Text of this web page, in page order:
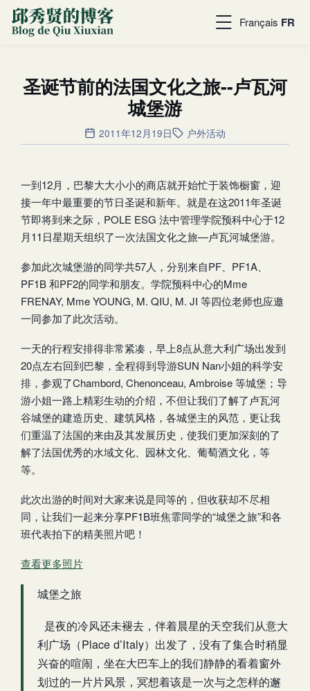
Français FR
圣诞节前的法国文化之旅--卢瓦河
城堡游
2011年12月19日 户外活动
一到12月，巴黎大大小小的商店就开始忙于装饰橱窗，迎
接一年中最重要的节日圣诞和新年。就是在这2011年圣诞
节即将到来之际，POLE ESG 法中管理学院预科中心于12
月11日星期天组织了一次法国文化之旅—卢瓦河城堡游。
参加此次城堡游的同学共57人，分别来自PF、PF1A、
PF1B 和PF2的同学和朋友。学院预科中心的Mme
FRENAY, Mme YOUNG, M. QIU, M. JI 等四位老师也应邀
一同参加了此次活动。
一天的行程安排得非常紧凑，早上8点从意大利广场出发到
20点左右回到巴黎，全程得到导游SUN Nan小姐的科学安
排，参观了Chambord, Chenonceau, Ambroise 等城堡；导
游小姐一路上精彩生动的介绍，不但让我们了解了卢瓦河
谷城堡的建造历史、建筑风格，各城堡主的风范，更让我
们重温了法国的来由及其发展历史，使我们更加深刻的了
解了法国优秀的水域文化、园林文化、葡萄酒文化，等
等。
此次出游的时间对大家来说是同等的，但收获却不尽相
同，让我们一起来分享PF1B班焦霏同学的“城堡之旅”和各
班代表拍下的精美照片吧！
查看更多照片
城堡之旅
是夜的冷风还未褪去，伴着晨星的天空我们从意大
利广场（Place d’Italy）出发了，没有了集合时稍显
兴奋的喧闹，坐在大巴车上的我们静静的看着窗外
划过的一片片风景，冥想着该是一次与之怎样的邂